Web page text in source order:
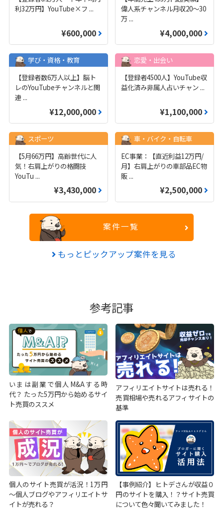
利32万円】YouTube×フ ...
¥600,000
偉人系チャンネル月収20～30
万 ...
¥4,000,000
学び・資格・教育
【登録者数6万人以上】脳ト
レのYouTubeチャンネルと関
連 ...
¥12,000,000
恋愛・出会い
【登録者4500人】YouTube収
益化済み非属人占いチャン ...
¥1,100,000
スポーツ
【5月66万円】高齢世代に人
気！右肩上がりの格闘技
YouTu ...
¥3,430,000
車・バイク・自転車
EC事業：【直近利益12万円/
月】右肩上がりの車部品EC物
販 ...
¥2,500,000
案件一覧
もっとピックアップ案件を見る
参考記事
いまは副業で個人M&Aする時
代？ たった5万円から始めるサイ
ト売買のススメ
アフィリエイトサイトは売れる！
売買相場や売れるアフィサイトの
基準
個人のサイト売買が活況！1万円
～個人ブログやアフィリエイトサ
イトが売れる？
【事例紹介】ヒトデさんが収益０
円のサイトを購入！？サイト売買
について色々聞いてみました！